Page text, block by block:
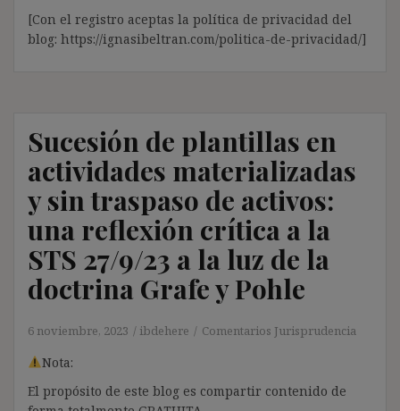
[Con el registro aceptas la política de privacidad del
blog: https://ignasibeltran.com/politica-de-privacidad/]
Sucesión de plantillas en
actividades materializadas
y sin traspaso de activos:
una reflexión crítica a la
STS 27/9/23 a la luz de la
doctrina Grafe y Pohle
6 noviembre, 2023 ibdehere Comentarios Jurisprudencia
Nota:
El propósito de este blog es compartir contenido de